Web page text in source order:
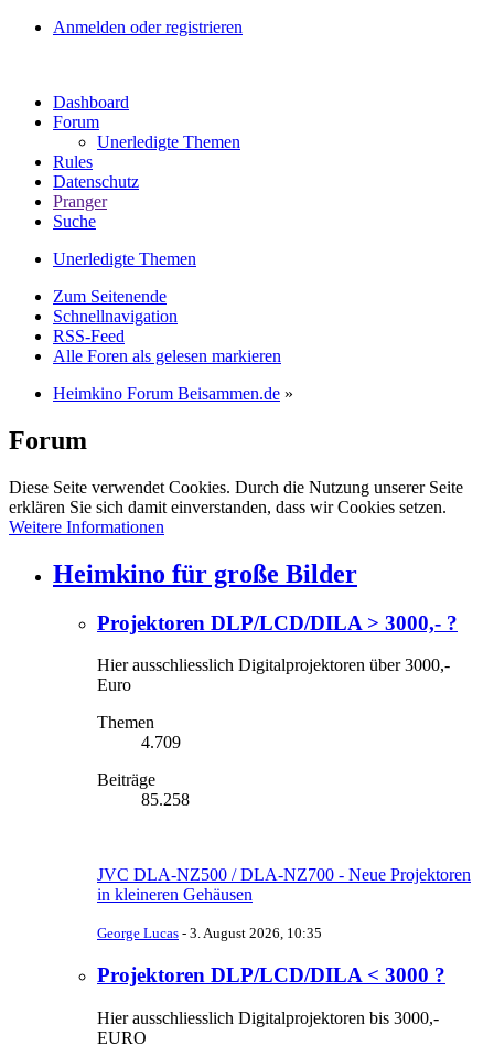
Anmelden oder registrieren
Dashboard
Forum
Unerledigte Themen
Rules
Datenschutz
Pranger
Suche
Unerledigte Themen
Zum Seitenende
Schnellnavigation
RSS-Feed
Alle Foren als gelesen markieren
Heimkino Forum Beisammen.de »
Forum
Diese Seite verwendet Cookies. Durch die Nutzung unserer Seite
erklären Sie sich damit einverstanden, dass wir Cookies setzen.
Weitere Informationen
Heimkino für große Bilder
Projektoren DLP/LCD/DILA > 3000,- ?
Hier ausschliesslich Digitalprojektoren über 3000,-
Euro
Themen
4.709
Beiträge
85.258
JVC DLA-NZ500 / DLA-NZ700 - Neue Projektoren
in kleineren Gehäusen
George Lucas - 3. August 2026, 10:35
Projektoren DLP/LCD/DILA < 3000 ?
Hier ausschliesslich Digitalprojektoren bis 3000,-
EURO